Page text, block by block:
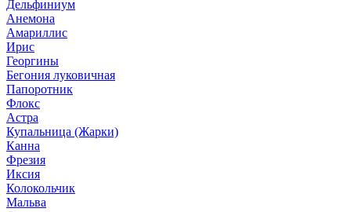
Дельфиниум
Анемона
Амариллис
Ирис
Георгины
Бегония луковичная
Папоротник
Флокс
Астра
Купальница (Жарки)
Канна
Фрезия
Иксия
Колокольчик
Мальва